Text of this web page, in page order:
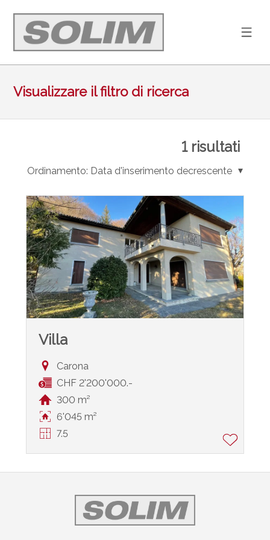
Visualizzare il filtro di ricerca
1risultati
Ordinamento: Data d'inserimento decrescente
Villa
Carona
CHF 2'200'000.-
300 m²
6'045 m²
7.5